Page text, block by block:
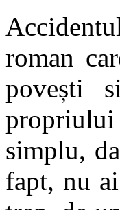
roman
povești
simplu,
fapt, nu